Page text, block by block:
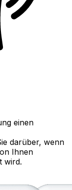
einen
darüber, wenn
Ihnen
wird.